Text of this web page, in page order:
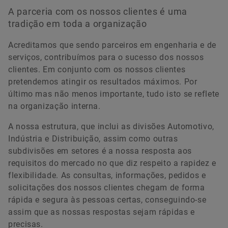
A parceria com os nossos clientes é uma
tradição em toda a organização
Acreditamos que sendo parceiros em engenharia e de
serviços, contribuímos para o sucesso dos nossos
clientes. Em conjunto com os nossos clientes
pretendemos atingir os resultados máximos. Por
último mas não menos importante, tudo isto se reflete
na organização interna.
A nossa estrutura, que inclui as divisões Automotivo,
Indústria e Distribuição, assim como outras
subdivisões em setores é a nossa resposta aos
requisitos do mercado no que diz respeito a rapidez e
flexibilidade. As consultas, informações, pedidos e
solicitações dos nossos clientes chegam de forma
rápida e segura às pessoas certas, conseguindo-se
assim que as nossas respostas sejam rápidas e
precisas.